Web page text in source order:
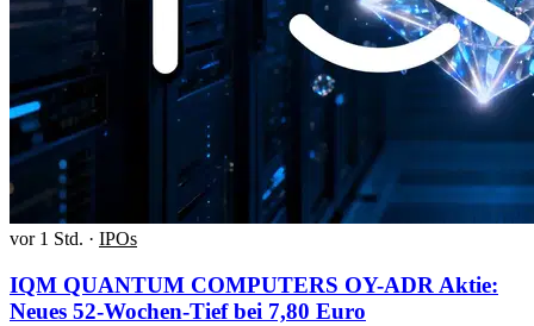
vor 1 Std. · IPOs
IQM QUANTUM COMPUTERS OY-ADR Aktie:
Neues 52-Wochen-Tief bei 7,80 Euro